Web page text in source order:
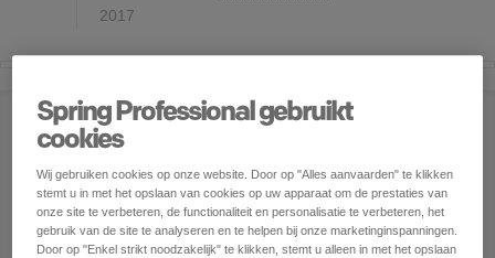
2017
Spring Professional gebruikt
cookies
Wij gebruiken cookies op onze website. Door op "Alles aanvaarden" te klikken
stemt u in met het opslaan van cookies op uw apparaat om de prestaties van
onze site te verbeteren, de functionaliteit en personalisatie te verbeteren, het
gebruik van de site te analyseren en te helpen bij onze marketinginspanningen.
Door op "Enkel strikt noodzakelijk" te klikken, stemt u alleen in met het opslaan